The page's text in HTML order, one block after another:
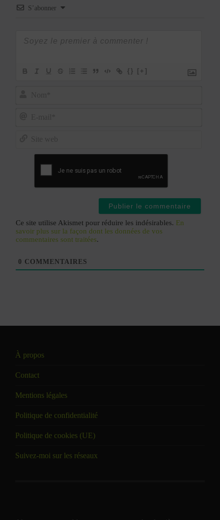
S’abonner
{} [+]
Ce site utilise Akismet pour réduire les indésirables. En
savoir plus sur la façon dont les données de vos
commentaires sont traitées.
0 COMMENTAIRES
À propos
Contact
Mentions légales
Politique de confidentialité
Politique de cookies (UE)
Suivez-moi sur les réseaux